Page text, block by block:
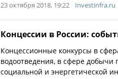
23 октября 2018, 19:22 Investinfra.ru
Концессии в России:
Концессионные конкурсы в
водоотведения, в сфере добычи
социальной и энергетической